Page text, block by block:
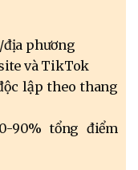
địa phương
và TikTok
lập theo thang
90% tổng điểm